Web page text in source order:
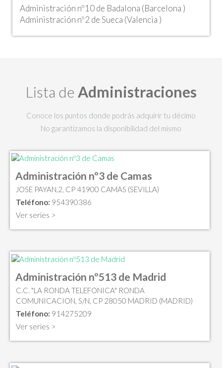
Administración nº10 de Badalona (Barcelona )
Administración nº2 de Sueca (Valencia )
Lista de Administraciones
Conoce los puntos donde podrás adquirir tu décimo
No garantizamos la disponibilidad del mismo
Administración nº3 de Camas
JOSE PAYAN,2, CP 41900 CAMAS (SEVILLA)
Teléfono: 954390386
Ver series >
Administración nº513 de Madrid
C.C. "LA RONDA TELEFONICA" RONDA
COMUNICACION, S/N, CP 28050 MADRID (MADRID)
Teléfono: 914275209
Ver series >